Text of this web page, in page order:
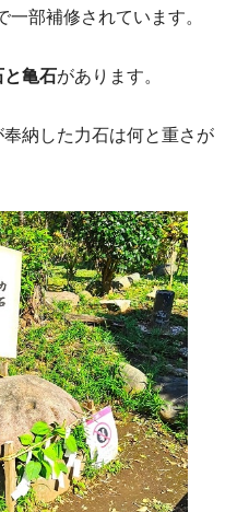
部補修されています。
と亀石があります。
納した力石は何と重さが